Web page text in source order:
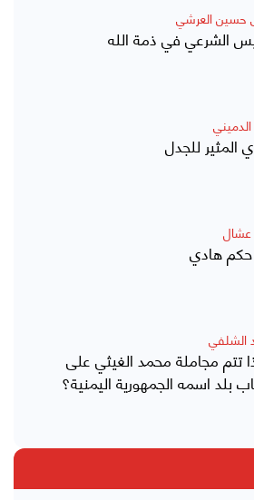
حسين العرشي
الشرعي في ذمة الله
المثير للجدل
هادي
الشلفي
تتم مجاملة محمد الغيثي على
بلد اسمه الجمهورية اليمنية؟